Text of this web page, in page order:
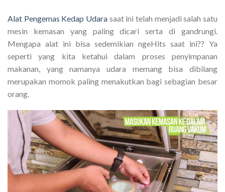
Alat Pengemas Kedap Udara saat ini telah menjadi salah satu
mesin kemasan yang paling dicari serta di gandrungi.
Mengapa alat ini bisa sedemikian ngeHits saat ini?? Ya
seperti yang kita ketahui dalam proses penyimpanan
makanan, yang namanya udara memang bisa dibilang
merupakan momok paling menakutkan bagi sebagian besar
orang.